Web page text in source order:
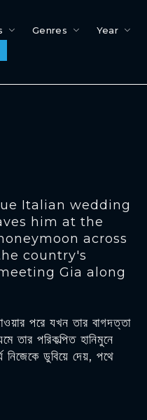
Genres Year
Italian wedding
him at the
across
country's
Gia along
পরে যখন তার বাগদত্তা
তার পরিকল্পিত হানিমুনে
নিজেকে ডুবিয়ে দেয়, পথে